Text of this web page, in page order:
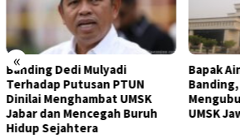
«
PTUN
UMSK
Buruh
Bapak Aing Mengajukan
Banding, MA Tak Boleh
Mengubur Putusan
UMSK Jawa Barat